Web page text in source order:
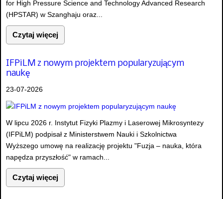
for High Pressure Science and Technology Advanced Research
(HPSTAR) w Szanghaju oraz...
Czytaj więcej
IFPiLM z nowym projektem popularyzującym
naukę
23-07-2026
W lipcu 2026 r. Instytut Fizyki Plazmy i Laserowej Mikrosyntezy
(IFPiLM) podpisał z Ministerstwem Nauki i Szkolnictwa
Wyższego umowę na realizację projektu "Fuzja – nauka, która
napędza przyszłość" w ramach...
Czytaj więcej